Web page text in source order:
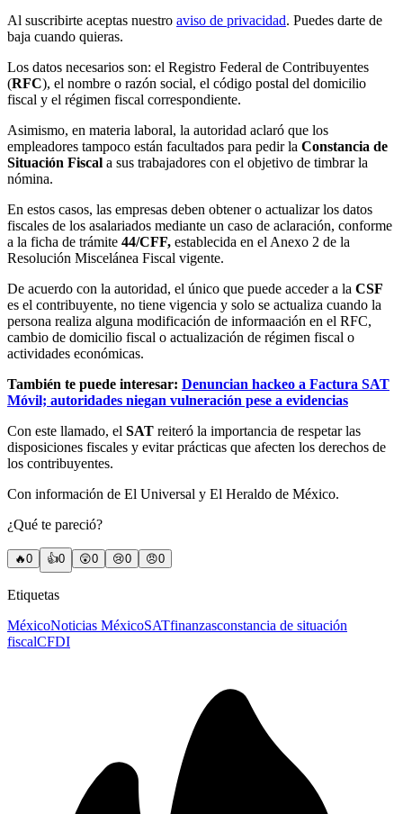
Al suscribirte aceptas nuestro aviso de privacidad. Puedes darte de
baja cuando quieras.
Los datos necesarios son: el Registro Federal de Contribuyentes
(RFC), el nombre o razón social, el código postal del domicilio
fiscal y el régimen fiscal correspondiente.
Asimismo, en materia laboral, la autoridad aclaró que los
empleadores tampoco están facultados para pedir la Constancia de
Situación Fiscal a sus trabajadores con el objetivo de timbrar la
nómina.
En estos casos, las empresas deben obtener o actualizar los datos
fiscales de los asalariados mediante un caso de aclaración, conforme
a la ficha de trámite 44/CFF, establecida en el Anexo 2 de la
Resolución Miscelánea Fiscal vigente.
De acuerdo con la autoridad, el único que puede acceder a la CSF
es el contribuyente, no tiene vigencia y solo se actualiza cuando la
persona realiza alguna modificación de informaación en el RFC,
cambio de domicilio fiscal o actualización de régimen fiscal o
actividades económicas.
También te puede interesar: Denuncian hackeo a Factura SAT
Móvil; autoridades niegan vulneración pese a evidencias
Con este llamado, el SAT reiteró la importancia de respetar las
disposiciones fiscales y evitar prácticas que afecten los derechos de
los contribuyentes.
Con información de El Universal y El Heraldo de México.
¿Qué te pareció?
🔥0 👍0 😲0 😢0 😠0
Etiquetas
MéxicoNoticias MéxicoSATfinanzasconstancia de situación
fiscalCFDI